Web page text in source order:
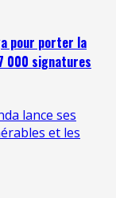
pour porter la
7 000 signatures
lance ses
et les